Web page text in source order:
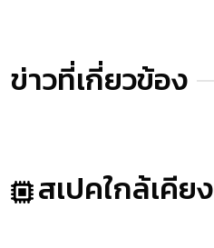
ข่าวที่เกี่ยวข้อง
สเปคใกล้เคียง